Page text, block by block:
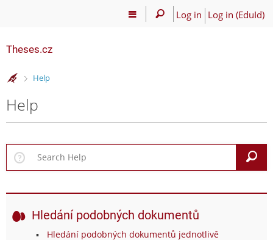
Log in Log in (EduId)
Theses.cz
>Help
Help
Hledání podobných dokumentů
Hledání podobných dokumentů jednotlivě